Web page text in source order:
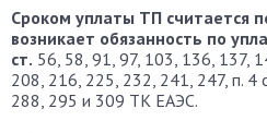
Сроком уплаты ТП считается
возникает обязанность по
ст. 56, 58, 91, 97, 103, 136, 137,
208, 216, 225, 232, 241, 247, п. 4
288, 295 и 309 ТК ЕАЭС.